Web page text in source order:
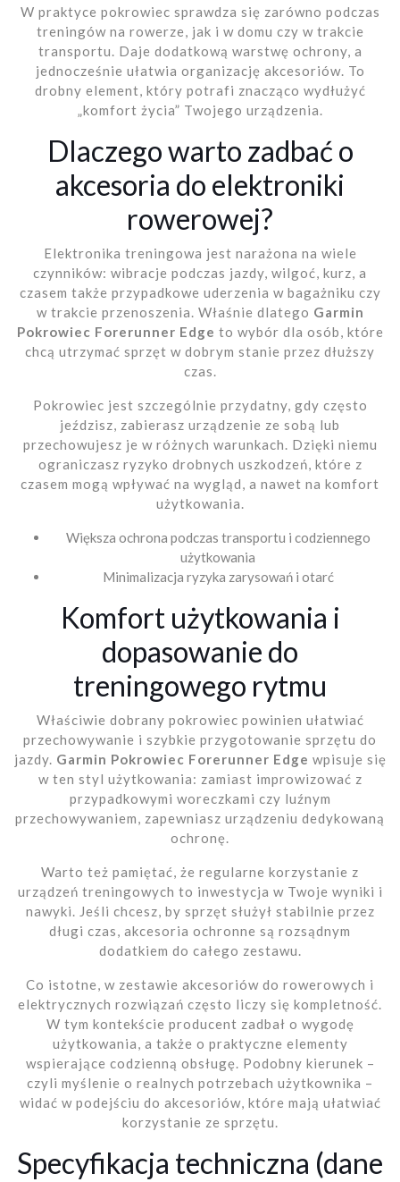
W praktyce pokrowiec sprawdza się zarówno podczas
treningów na rowerze, jak i w domu czy w trakcie
transportu. Daje dodatkową warstwę ochrony, a
jednocześnie ułatwia organizację akcesoriów. To
drobny element, który potrafi znacząco wydłużyć
„komfort życia” Twojego urządzenia.
Dlaczego warto zadbać o
akcesoria do elektroniki
rowerowej?
Elektronika treningowa jest narażona na wiele
czynników: wibracje podczas jazdy, wilgoć, kurz, a
czasem także przypadkowe uderzenia w bagażniku czy
w trakcie przenoszenia. Właśnie dlatego Garmin
Pokrowiec Forerunner Edge to wybór dla osób, które
chcą utrzymać sprzęt w dobrym stanie przez dłuższy
czas.
Pokrowiec jest szczególnie przydatny, gdy często
jeździsz, zabierasz urządzenie ze sobą lub
przechowujesz je w różnych warunkach. Dzięki niemu
ograniczasz ryzyko drobnych uszkodzeń, które z
czasem mogą wpływać na wygląd, a nawet na komfort
użytkowania.
Większa ochrona podczas transportu i codziennego
użytkowania
Minimalizacja ryzyka zarysowań i otarć
Komfort użytkowania i
dopasowanie do
treningowego rytmu
Właściwie dobrany pokrowiec powinien ułatwiać
przechowywanie i szybkie przygotowanie sprzętu do
jazdy. Garmin Pokrowiec Forerunner Edge wpisuje się
w ten styl użytkowania: zamiast improwizować z
przypadkowymi woreczkami czy luźnym
przechowywaniem, zapewniasz urządzeniu dedykowaną
ochronę.
Warto też pamiętać, że regularne korzystanie z
urządzeń treningowych to inwestycja w Twoje wyniki i
nawyki. Jeśli chcesz, by sprzęt służył stabilnie przez
długi czas, akcesoria ochronne są rozsądnym
dodatkiem do całego zestawu.
Co istotne, w zestawie akcesoriów do rowerowych i
elektrycznych rozwiązań często liczy się kompletność.
W tym kontekście producent zadbał o wygodę
użytkowania, a także o praktyczne elementy
wspierające codzienną obsługę. Podobny kierunek –
czyli myślenie o realnych potrzebach użytkownika –
widać w podejściu do akcesoriów, które mają ułatwiać
korzystanie ze sprzętu.
Specyfikacja techniczna (dane